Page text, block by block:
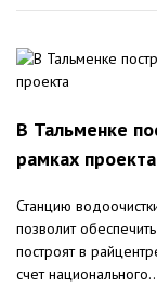
В Тальменке
рамках
Станцию
позволит
построят в
счет